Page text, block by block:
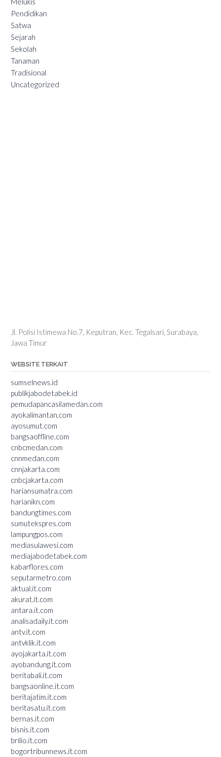
Pendidikan
Satwa
Sejarah
Sekolah
Tanaman
Tradisional
Uncategorized
Jl. Polisi Istimewa No.7, Keputran, Kec. Tegalsari, Surabaya,
Jawa Timur
WEBSITE TERKAIT
sumselnews.id
publikjabodetabek.id
pemudapancasilamedan.com
ayokalimantan.com
ayosumut.com
bangsaoffline.com
cnbcmedan.com
cnnmedan.com
cnnjakarta.com
cnbcjakarta.com
hariansumatra.com
harianikn.com
bandungtimes.com
sumutekspres.com
lampungpos.com
mediasulawesi.com
mediajabodetabek.com
kabarflores.com
seputarmetro.com
aktual.it.com
akurat.it.com
antara.it.com
analisadaily.it.com
antv.it.com
antvklik.it.com
ayojakarta.it.com
ayobandung.it.com
beritabali.it.com
bangsaonline.it.com
beritajatim.it.com
beritasatu.it.com
bernas.it.com
bisnis.it.com
brilio.it.com
bogortribunnews.it.com